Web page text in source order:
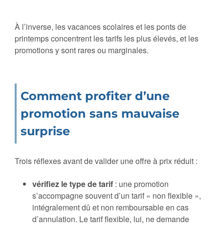
À l’inverse, les vacances scolaires et les ponts de
printemps concentrent les tarifs les plus élevés, et les
promotions y sont rares ou marginales.
Comment profiter d’une
promotion sans mauvaise
surprise
Trois réflexes avant de valider une offre à prix réduit :
vérifiez le type de tarif : une promotion
s’accompagne souvent d’un tarif « non flexible »,
intégralement dû et non remboursable en cas
d’annulation. Le tarif flexible, lui, ne demande